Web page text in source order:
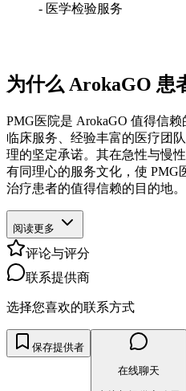
- 医学检验服务
为什么 ArokaGO 患
PMG医院是 ArokaGO 值得信
临床服务、经验丰富的医疗团
理的坚定承诺。其在急性与慢
有同理心的服务文化，使 PMG
治疗患者的值得信赖的目的地。
阅读更多
评论与评分
联系提供商
选择您喜欢的联系方式
保存提供者
在线聊天